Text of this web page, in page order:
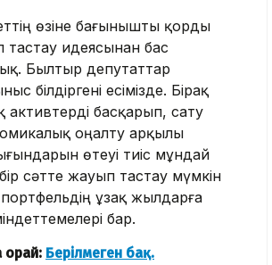
өзіне бағынышты қорды
идеясынан бас
Былтыр депутаттар
білдіргені есімізде. Бірақ
активтерді басқарып, сату
оңалту арқылы
өтеуі тиіс мұндай
сәтте жауып тастау мүмкін
ұзақ жылдарға
бар.
орай: Берілмеген бақ.